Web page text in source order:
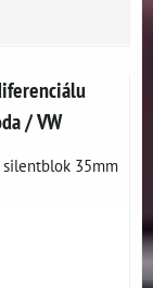
/ VW
35mm